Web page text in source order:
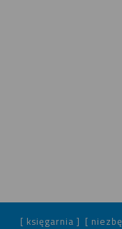
[ księgarnia ] [